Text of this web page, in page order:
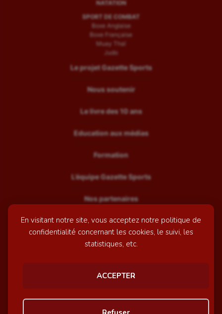
En visitant notre site, vous acceptez notre politique de
confidentialité concernant les cookies, le suivi, les
statistiques, etc.
ACCEPTER
NATATION
SPORT DE COMBAT
Boxe Anglaise
Boxe Française
Muay Thaï
Judo
Le projet Gazette Sports
Nous soutenir
Le livre des 10 ans
Education aux médias
Formation
L’équipe Gazette Sports
Nos partenaires
Recrutement
Mentions légales
© GazetteSports - 2026 | Site internet réalisé par